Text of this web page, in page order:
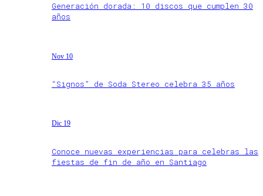
Generación dorada: 10 discos que cumplen 30
años
Nov 10
“Signos” de Soda Stereo celebra 35 años
Dic 19
Conoce nuevas experiencias para celebras las
fiestas de fin de año en Santiago